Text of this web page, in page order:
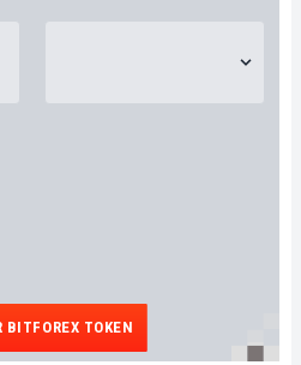
BITFOREX TOKEN